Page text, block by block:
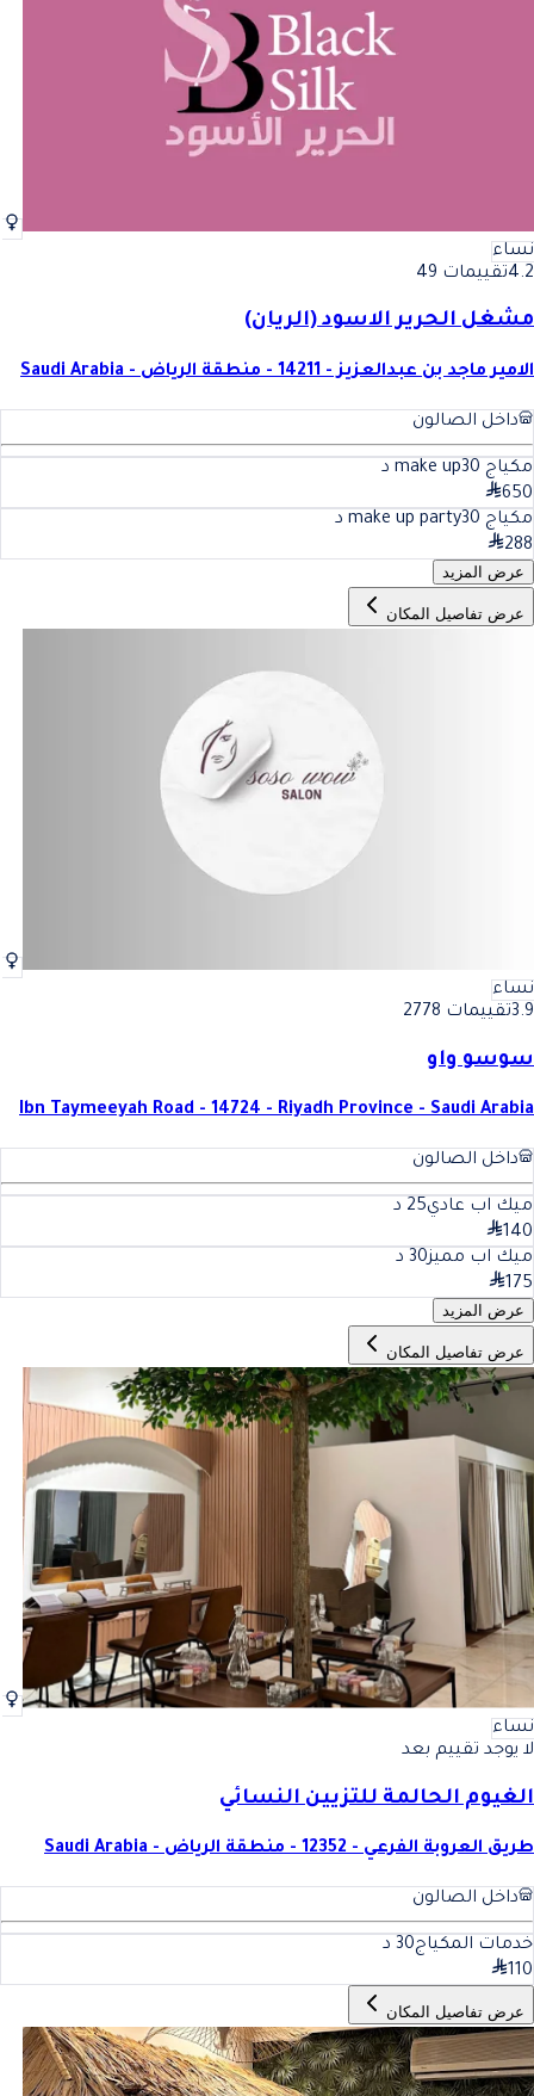
نساء
4.2تقييمات 49
مشغل الحرير الاسود (الريان)
الامير ماجد بن عبدالعزيز - 14211 - منطقة الرياض - Saudi Arabia
داخل الصالون
مكياج make up 30
د
650
مكياج make up party 30
د
288
عرض المزيد
عرض تفاصيل المكان
نساء
3.9تقييمات 2778
سوسو واو
Ibn Taymeeyah Road - 14724 - Riyadh Province - Saudi Arabia
داخل الصالون
ميك اب عادي25 د
140
ميك اب مميز30 د
175
عرض المزيد
عرض تفاصيل المكان
نساء
لا يوجد تقييم بعد
الغيوم الحالمة للتزيين النسائي
طريق العروبة الفرعي - 12352 - منطقة الرياض - Saudi Arabia
داخل الصالون
خدمات المكياج30 د
110
عرض تفاصيل المكان